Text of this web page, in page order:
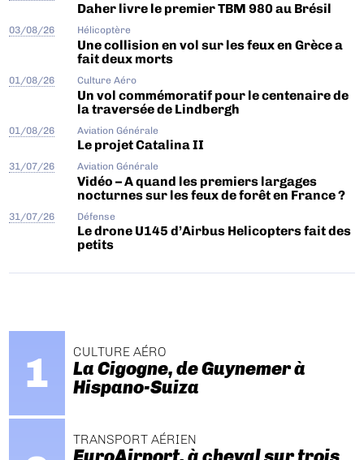
Daher livre le premier TBM 980 au Brésil
03/08/26 Hélicoptère
Une collision en vol sur les feux en Grèce a
fait deux morts
01/08/26 Culture Aéro
Un vol commémoratif pour le centenaire de
la traversée de Lindbergh
01/08/26 Aviation Générale
Le projet Catalina II
31/07/26 Aviation Générale
Vidéo – A quand les premiers largages
nocturnes sur les feux de forêt en France ?
31/07/26 Défense
Le drone U145 d’Airbus Helicopters fait des
petits
CULTURE AÉRO
La Cigogne, de Guynemer à
Hispano-Suiza
TRANSPORT AÉRIEN